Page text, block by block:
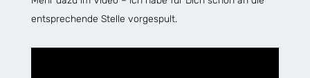
entsprechende Stelle vorgespult.